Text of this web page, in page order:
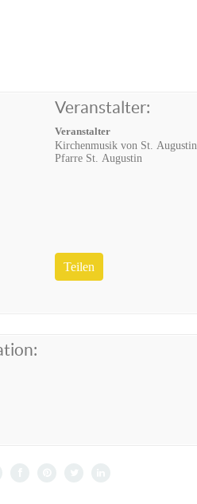
Veranstalter:
Veranstalter
Kirchenmusik von St. Augustin
Pfarre St. Augustin
Teilen